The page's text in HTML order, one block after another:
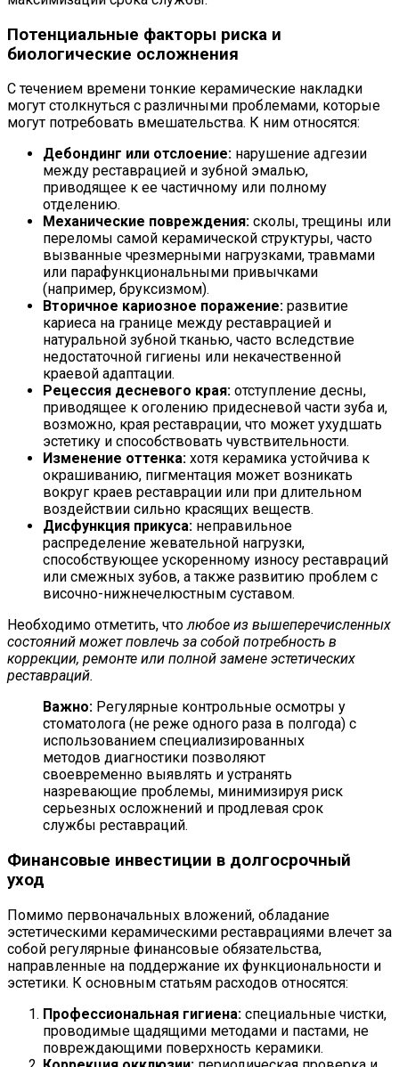
Потенциальные факторы риска и
биологические осложнения
С течением времени тонкие керамические накладки
могут столкнуться с различными проблемами, которые
могут потребовать вмешательства. К ним относятся:
Дебондинг или отслоение: нарушение адгезии
между реставрацией и зубной эмалью,
приводящее к ее частичному или полному
отделению.
Механические повреждения: сколы, трещины или
переломы самой керамической структуры, часто
вызванные чрезмерными нагрузками, травмами
или парафункциональными привычками
(например, бруксизмом).
Вторичное кариозное поражение: развитие
кариеса на границе между реставрацией и
натуральной зубной тканью, часто вследствие
недостаточной гигиены или некачественной
краевой адаптации.
Рецессия десневого края: отступление десны,
приводящее к оголению придесневой части зуба и,
возможно, края реставрации, что может ухудшать
эстетику и способствовать чувствительности.
Изменение оттенка: хотя керамика устойчива к
окрашиванию, пигментация может возникать
вокруг краев реставрации или при длительном
воздействии сильно красящих веществ.
Дисфункция прикуса: неправильное
распределение жевательной нагрузки,
способствующее ускоренному износу реставраций
или смежных зубов, а также развитию проблем с
височно-нижнечелюстным суставом.
Необходимо отметить, чтолюбое из вышеперечисленных
состояний может повлечь за собой потребность в
коррекции, ремонте или полной замене эстетических
реставраций.
Важно: Регулярные контрольные осмотры у
стоматолога (не реже одного раза в полгода) с
использованием специализированных
методов диагностики позволяют
своевременно выявлять и устранять
назревающие проблемы, минимизируя риск
серьезных осложнений и продлевая срок
службы реставраций.
Финансовые инвестиции в долгосрочный
уход
Помимо первоначальных вложений, обладание
эстетическими керамическими реставрациями влечет за
собой регулярные финансовые обязательства,
направленные на поддержание их функциональности и
эстетики. К основным статьям расходов относятся:
Профессиональная гигиена: специальные чистки,
проводимые щадящими методами и пастами, не
повреждающими поверхность керамики.